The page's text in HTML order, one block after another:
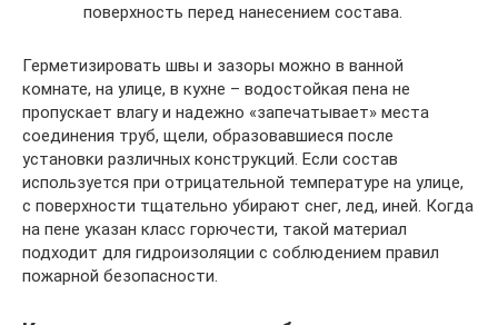
поверхность перед нанесением состава.
Герметизировать швы и зазоры можно в ванной
комнате, на улице, в кухне – водостойкая пена не
пропускает влагу и надежно «запечатывает» места
соединения труб, щели, образовавшиеся после
установки различных конструкций. Если состав
используется при отрицательной температуре на улице,
с поверхности тщательно убирают снег, лед, иней. Когда
на пене указан класс горючести, такой материал
подходит для гидроизоляции с соблюдением правил
пожарной безопасности.